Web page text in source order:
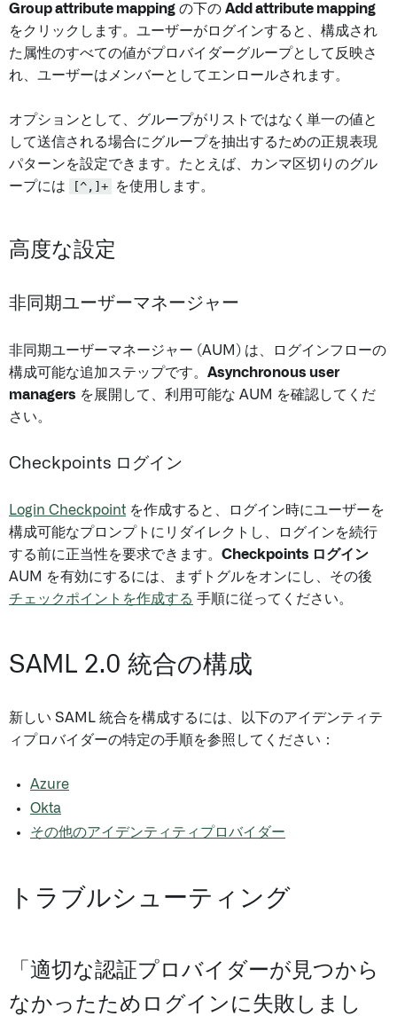
Group attribute mapping の下の Add attribute mapping
をクリックします。ユーザーがログインすると、構成され
た属性のすべての値がプロバイダーグループとして反映さ
れ、ユーザーはメンバーとしてエンロールされます。
オプションとして、グループがリストではなく単一の値と
して送信される場合にグループを抽出するための正規表現
パターンを設定できます。たとえば、カンマ区切りのグル
ープには
[^,]+ を使用します。
高度な設定
非同期ユーザーマネージャー
非同期ユーザーマネージャー (AUM) は、ログインフローの
構成可能な追加ステップです。 Asynchronous user
managers を展開して、利用可能な AUM を確認してくだ
さい。
Checkpoints ログイン
Login Checkpoint を作成すると、ログイン時にユーザーを
構成可能なプロンプトにリダイレクトし、ログインを続行
する前に正当性を要求できます。 Checkpoints ログイン
AUM を有効にするには、まずトグルをオンにし、その後
チェックポイントを作成する 手順に従ってください。
SAML 2.0 統合の構成
新しい SAML 統合を構成するには、以下のアイデンティテ
ィプロバイダーの特定の手順を参照してください：
Azure
Okta
その他のアイデンティティプロバイダー
トラブルシューティング
「適切な認証プロバイダーが見つから
なかったためログインに失敗しまし